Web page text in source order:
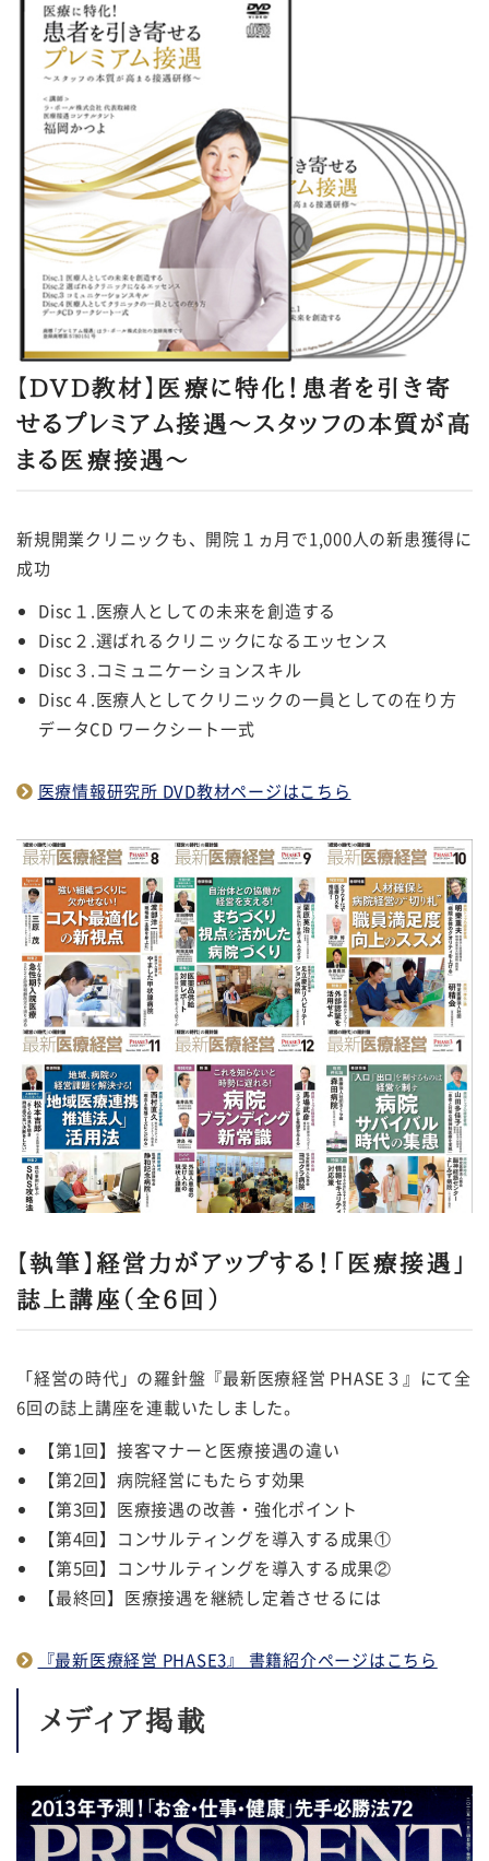
【DVD教材】医療に特化！患者を引き寄
せるプレミアム接遇～スタッフの本質が高
まる医療接遇～
新規開業クリニックも、開院１ヵ月で1,000人の新患獲得に
成功
Disc１.医療人としての未来を創造する
Disc２.選ばれるクリニックになるエッセンス
Disc３.コミュニケーションスキル
Disc４.医療人としてクリニックの一員としての在り方
データCD ワークシート一式
医療情報研究所 DVD教材ページはこちら
【執筆】経営力がアップする！「医療接遇」
誌上講座（全6回）
「経営の時代」の羅針盤『最新医療経営 PHASE３』にて全
6回の誌上講座を連載いたしました。
【第1回】接客マナーと医療接遇の違い
【第2回】病院経営にもたらす効果
【第3回】医療接遇の改善・強化ポイント
【第4回】コンサルティングを導入する成果①
【第5回】コンサルティングを導入する成果②
【最終回】医療接遇を継続し定着させるには
『最新医療経営 PHASE3』 書籍紹介ページはこちら
メディア掲載